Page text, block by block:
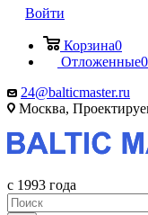
Войти
Корзина0
Отложенные0
24@balticmaster.ru
Москва,
с 1993 года